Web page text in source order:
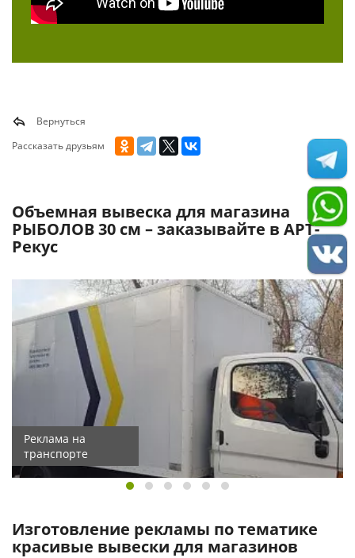
Вернуться
Рассказать друзьям
Объемная вывеска для магазина
РЫБОЛОВ 30 см – заказывайте в АРТ-
Рекус
Реклама на
транспорте
Изготовление рекламы по тематике
красивые вывески для магазинов